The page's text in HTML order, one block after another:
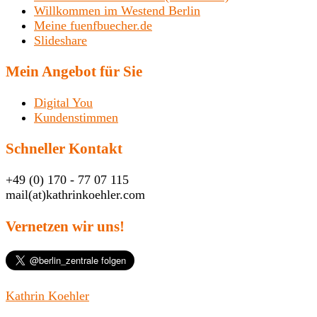
Willkommen im Westend Berlin
Meine fuenfbuecher.de
Slideshare
Mein Angebot für Sie
Digital You
Kundenstimmen
Schneller Kontakt
+49 (0) 170 - 77 07 115
mail(at)kathrinkoehler.com
Vernetzen wir uns!
Kathrin Koehler